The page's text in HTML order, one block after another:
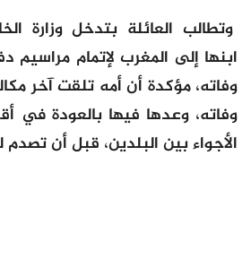
وتطالب العائلة بتدخل وزارة
ابنها إلى المغرب لإتمام
وفاته، مؤكدة أن أمه تلقت آخر
وفاته، وعدها فيها بالعودة في
الأجواء بين البلدين، قبل أن تصدم